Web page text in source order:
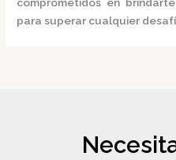
para superar cualquier